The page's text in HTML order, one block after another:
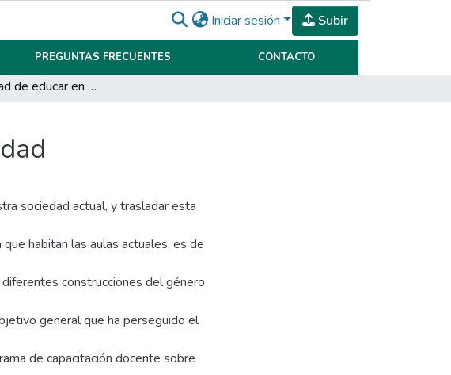
Iniciar sesión Subir
PREGUNTAS FRECUENTES CONTACTO
La necesidad de educar en género y diversidad
sociedad actual, y trasladar esta
habitan las aulas actuales, es de
construcciones del género
general que ha perseguido el
de capacitación docente sobre